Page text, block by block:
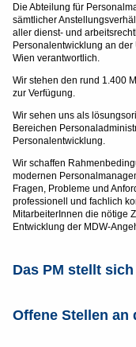
Die Abteilung für
sämtlicher
aller dienst- und
Personalentwicklung an
Wien verantwortlich.
Wir stehen den rund 1.400
zur Verfügung.
Wir sehen uns als
Bereichen
Personalentwicklung.
Wir schaffen
modernen
Fragen, Probleme und
professionell und fachlich
MitarbeiterInnen die nötige
Entwicklung der MDW-
Das PM stellt
Offene Stellen an